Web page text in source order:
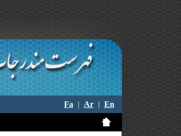
Fa|Ar|En